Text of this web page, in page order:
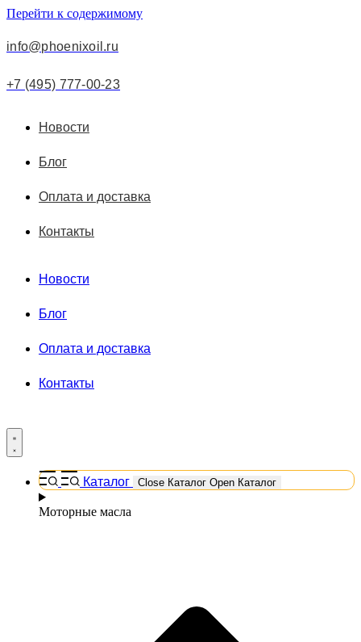
Перейти к содержимому
info@phoenixoil.ru
+7 (495) 777-00-23
Новости
Блог
Оплата и доставка
Контакты
Новости
Блог
Оплата и доставка
Контакты
Каталог Close Каталог Open Каталог
Моторные масла